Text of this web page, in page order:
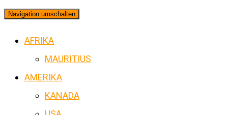
Navigation umschalten
AFRIKA
MAURITIUS
AMERIKA
KANADA